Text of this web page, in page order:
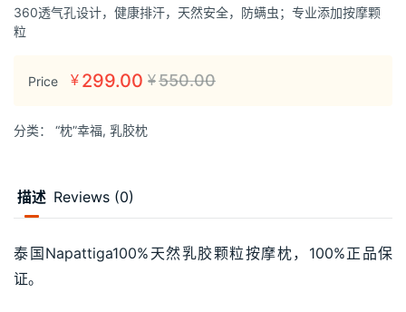
360透气孔设计，健康排汗，天然安全，防螨虫；专业添加按摩颗
粒
Price ¥ 299.00 ¥550.00
分类： “枕”幸福, 乳胶枕
描述 Reviews (0)
泰国Napattiga100%天然乳胶颗粒按摩枕，100%正品保
证。